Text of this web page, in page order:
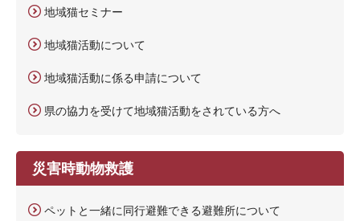
地域猫セミナー
地域猫活動について
地域猫活動に係る申請について
県の協力を受けて地域猫活動をされている方へ
災害時動物救護
ペットと一緒に同行避難できる避難所について